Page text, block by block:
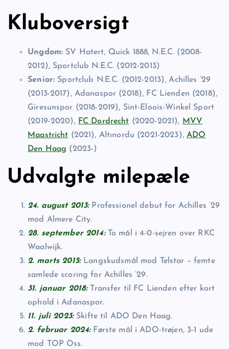
Kluboversigt
Ungdom: SV Hatert, Quick 1888, N.E.C. (2008-
2012), Sportclub N.E.C. (2012-2013)
Senior: Sportclub N.E.C. (2012-2013), Achilles ’29
(2013-2017), Adanaspor (2018), FC Lienden (2018),
Giresunspor (2018-2019), Sint-Eloois-Winkel Sport
(2019-2020), FC Dordrecht (2020-2021), MVV
Maastricht (2021), Altınordu (2021-2023),ADO
Den Haag (2023-)
Udvalgte milepæle
24. august 2013:Professionel debut for Achilles ’29
mod Almere City.
28. september 2014:To mål i 4-0-sejren over RKC
Waalwijk.
2. marts 2015:Langskudsmål mod Telstar – femte
samlede scoring for Achilles ’29.
31. januar 2018:Transfer til FC Lienden efter kort
ophold i Adanaspor.
11. juli 2023:Skifte til ADO Den Haag.
2. februar 2024:Første mål i ADO-trøjen, 3-1 ude
mod TOP Oss.